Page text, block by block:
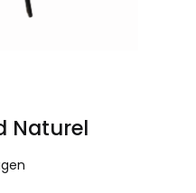
Naturel